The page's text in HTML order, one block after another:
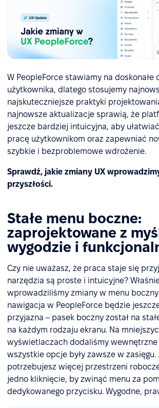
W PeopleForce stawiamy na doskonałe
użytkownika, dlatego stosujemy
najskuteczniejsze praktyki
najnowsze aktualizacje sprawią, że
jeszcze bardziej intuicyjna, aby
pracę użytkownikom oraz zapewniać
szybkie i bezproblemowe wdrożenie.
Sprawdź, jakie zmiany UX
przyszłości.
Stałe menu boczne:
zaprojektowane z
wygodzie i
Czy nie uważasz, że praca staje się
narzędzia są proste i intuicyjne?
wprowadziliśmy zmiany w menu
nawigacja w PeopleForce będzie
przyjazna – pasek boczny został na
na każdym rodzaju ekranu. Na
wyświetlaczach dodaliśmy
wszystkie opcje były zawsze w zasięgu.
potrzebujesz więcej przestrzeni
jedno kliknięcie, by zwinąć menu za
dedykowanego przycisku. Wygodne,